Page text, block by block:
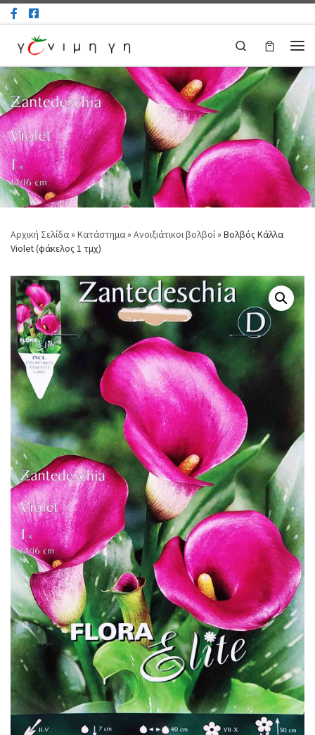
Μετάβαση στο περιεχόμενο
Search
Αρχική Σελίδα» Κατάστημα» Ανοιξιάτικοι βολβοί» Βολβός Κάλλα
Violet (φάκελος 1 τμχ)